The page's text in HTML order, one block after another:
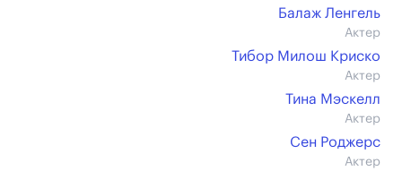
Балаж Ленгель
Актер
Тибор Милош Криско
Актер
Тина Мэскелл
Актер
Сен Роджерс
Актер